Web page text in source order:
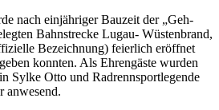
nach einjähriger Bauzeit der „Geh-
Bahnstrecke Lugau- Wüstenbrand,
Bezeichnung) feierlich eröffnet
konnten. Als Ehrengäste wurden
Sylke Otto und Radrennsportlegende
anwesend.